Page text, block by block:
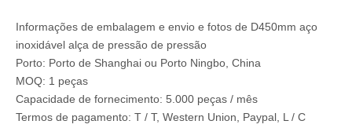
Informações de embalagem e envio e fotos de D450mm aço
inoxidável alça de pressão de pressão
Porto: Porto de Shanghai ou Porto Ningbo, China
MOQ: 1 peças
Capacidade de fornecimento: 5.000 peças / mês
Termos de pagamento: T / T, Western Union, Paypal, L / C